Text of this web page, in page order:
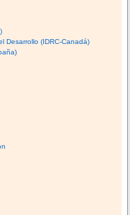
Desarrollo (IDRC-Canadá)